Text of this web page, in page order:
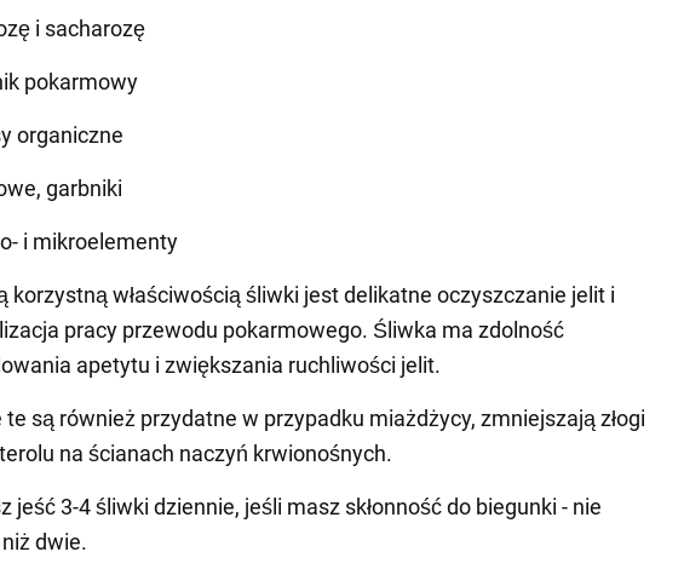
i sacharozę
pokarmowy
organiczne
garbniki
i mikroelementy
korzystną właściwością śliwki jest delikatne oczyszczanie jelit i
pracy przewodu pokarmowego. Śliwka ma zdolność
apetytu i zwiększania ruchliwości jelit.
te są również przydatne w przypadku miażdżycy, zmniejszają złogi
na ścianach naczyń krwionośnych.
jeść 3-4 śliwki dziennie, jeśli masz skłonność do biegunki - nie
dwie.